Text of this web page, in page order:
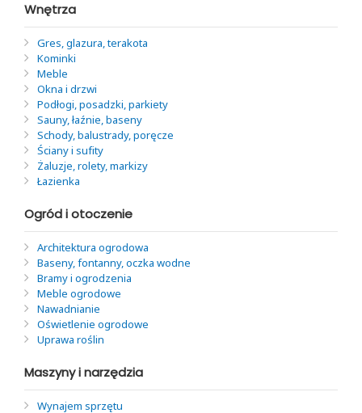
Wnętrza
Gres, glazura, terakota
Kominki
Meble
Okna i drzwi
Podłogi, posadzki, parkiety
Sauny, łaźnie, baseny
Schody, balustrady, poręcze
Ściany i sufity
Żaluzje, rolety, markizy
Łazienka
Ogród i otoczenie
Architektura ogrodowa
Baseny, fontanny, oczka wodne
Bramy i ogrodzenia
Meble ogrodowe
Nawadnianie
Oświetlenie ogrodowe
Uprawa roślin
Maszyny i narzędzia
Wynajem sprzętu